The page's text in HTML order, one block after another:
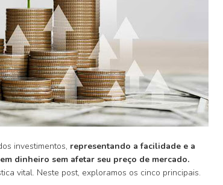
investimentos, representando a facilidade e a
dinheiro sem afetar seu preço de mercado.
vital. Neste post, exploramos os cinco principais.